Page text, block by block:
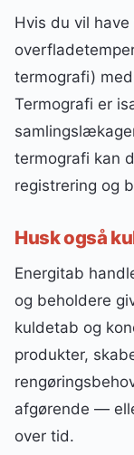
Hvis du vil
termografi)
Termografi er
termografi kan
registrering og
Husk også
Energitab
og beholdere
kuldetab og
produkter,
afgørende —
over tid.